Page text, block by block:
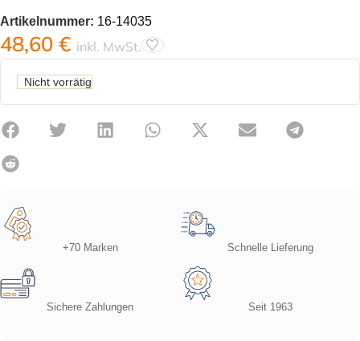
Artikelnummer: 16-14035
48,60 € inkl. MwSt.
Nicht vorrätig
+70 Marken Schnelle Lieferung
Sichere Zahlungen Seit 1963